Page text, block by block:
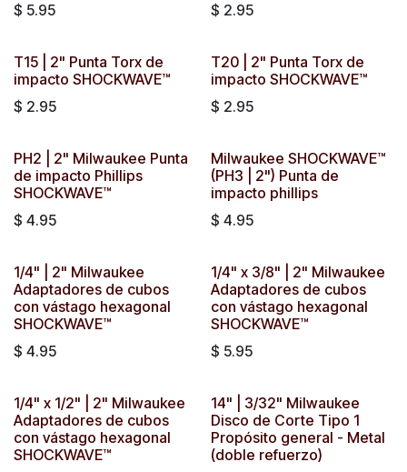
$ 5.95
$ 2.95
T15 | 2" Punta Torx de
impacto SHOCKWAVE™
$ 2.95
T20 | 2" Punta Torx de
impacto SHOCKWAVE™
$ 2.95
PH2 | 2" Milwaukee Punta
de impacto Phillips
SHOCKWAVE™
$ 4.95
Milwaukee SHOCKWAVE™
(PH3 | 2") Punta de
impacto phillips
$ 4.95
1/4" | 2" Milwaukee
Adaptadores de cubos
con vástago hexagonal
SHOCKWAVE™
$ 4.95
1/4" x 3/8" | 2" Milwaukee
Adaptadores de cubos
con vástago hexagonal
SHOCKWAVE™
$ 5.95
1/4" x 1/2" | 2" Milwaukee
Adaptadores de cubos
con vástago hexagonal
SHOCKWAVE™
14" | 3/32" Milwaukee
Disco de Corte Tipo 1
Propósito general - Metal
(doble refuerzo)